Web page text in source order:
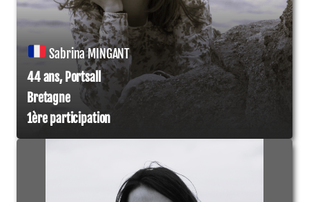
Sabrina MINGANT
44 ans, Portsall
Bretagne
1ère participation